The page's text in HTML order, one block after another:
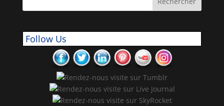
Follow Us